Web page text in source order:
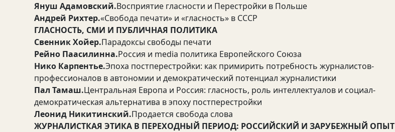
Януш Адамовский.Восприятие гласности и Перестройки в Польше
Андрей Рихтер.«Свобода печати» и «гласность» в СССР
ГЛАСНОСТЬ, СМИ И ПУБЛИЧНАЯ ПОЛИТИКА
Свенник Хойер.Парадоксы свободы печати
Рейно Паасилинна.Россия и media политика Европейского Союза
Нико Карпентье.Эпоха постперестройки: как примирить потребность журналистов-
профессионалов в автономии и демократический потенциал журналистики
Пал Тамаш.Центральная Европа и Россия: гласность, роль интеллектуалов и социал-
демократическая альтернатива в эпоху постперестройки
Леонид Никитинский.Продается свобода слова
ЖУРНАЛИСТКАЯ ЭТИКА В ПЕРЕХОДНЫЙ ПЕРИОД: РОССИЙСКИЙ И ЗАРУБЕЖНЫЙ ОПЫТ